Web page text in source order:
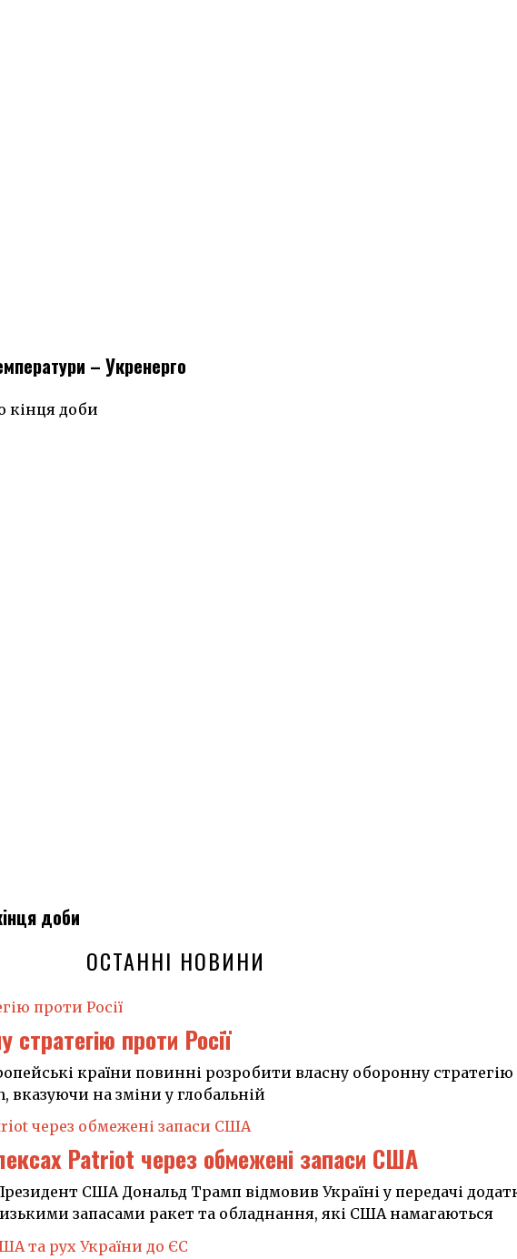
– Укренерго
доби
ОСТАННІ НОВИНИ
проти Росії
країни повинні розробити власну оборонну стратегію
вказуючи на зміни у глобальній
Patriot через обмежені запаси США
США Дональд Трамп відмовив Україні у передачі
запасами ракет та обладнання, які США намагаються